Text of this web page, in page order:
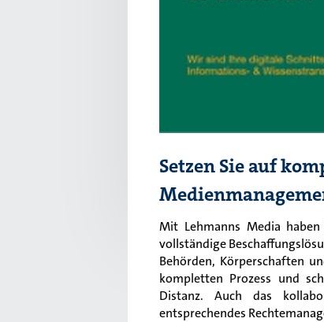
Setzen Sie auf
Mit Lehmanns Media
vollständige
Behörden, Körperschaften
kompletten Prozess und
Distanz. Auch das
entsprechendes